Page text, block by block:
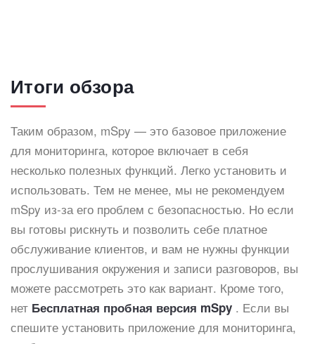
Итоги обзора
Таким образом, mSpy — это базовое приложение
для мониторинга, которое включает в себя
несколько полезных функций. Легко установить и
использовать. Тем не менее, мы не рекомендуем
mSpy из-за его проблем с безопасностью. Но если
вы готовы рискнуть и позволить себе платное
обслуживание клиентов, и вам не нужны функции
прослушивания окружения и записи разговоров, вы
можете рассмотреть это как вариант. Кроме того,
нет Бесплатная пробная версия mSpy . Если вы
спешите установить приложение для мониторинга,